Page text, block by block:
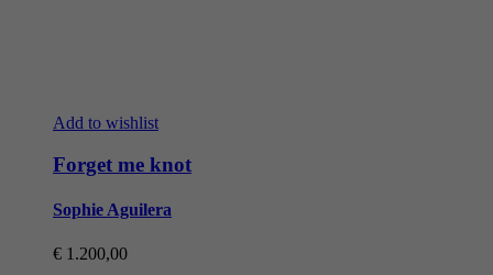
Add to wishlist
Forget me knot
Sophie Aguilera
€ 1.200,00